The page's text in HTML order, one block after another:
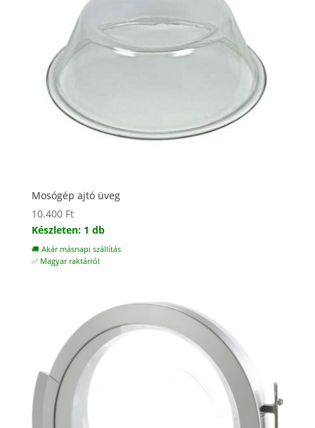
Mosógép ajtó üveg
10.400 Ft
Készleten: 1 db
🚚 Akár másnapi szállítás
✅ Magyar raktárról